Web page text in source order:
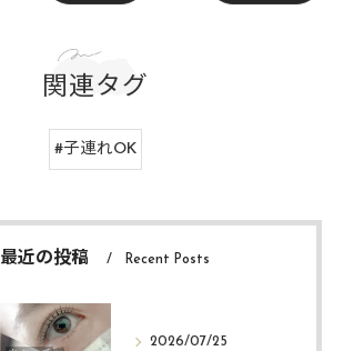
関連タグ
#子連れOK
最近の投稿 Recent Posts
2026/07/25